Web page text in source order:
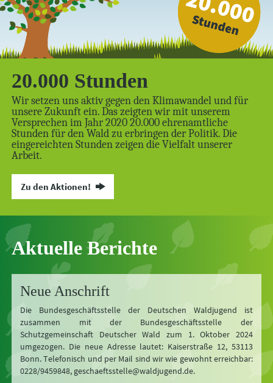
20.000 Stunden
Wir setzen uns aktiv gegen den Klimawandel und für
unsere Zukunft ein. Das zeigten wir mit unserem
Versprechen im Jahr 2020 20.000 ehrenamtliche
Stunden für den Wald zu erbringen der Politik. Die
eingereichten Stunden zeigen die Vielfalt unserer
Arbeit.
Zu den Aktionen!
Aktuelle Berichte
Neue Anschrift
Die Bundesgeschäftsstelle der Deutschen Waldjugend ist
zusammen mit der Bundesgeschäftsstelle der
Schutzgemeinschaft Deutscher Wald zum 1. Oktober 2024
umgezogen. Die neue Adresse lautet: Kaiserstraße 12, 53113
Bonn. Telefonisch und per Mail sind wir wie gewohnt erreichbar:
0228/9459848, geschaeftsstelle@waldjugend.de.